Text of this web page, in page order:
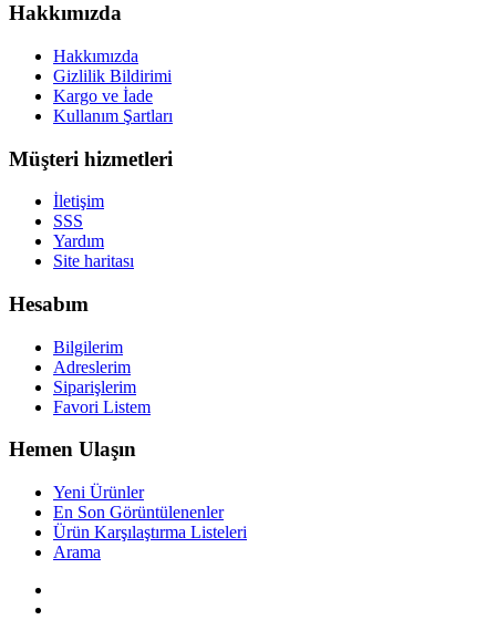
Hakkımızda
Hakkımızda
Gizlilik Bildirimi
Kargo ve İade
Kullanım Şartları
Müşteri hizmetleri
İletişim
SSS
Yardım
Site haritası
Hesabım
Bilgilerim
Adreslerim
Siparişlerim
Favori Listem
Hemen Ulaşın
Yeni Ürünler
En Son Görüntülenenler
Ürün Karşılaştırma Listeleri
Arama